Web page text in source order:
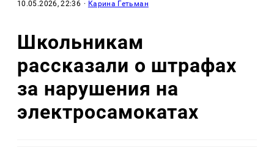
10.05.2026, 22:36 · Карина Гетьман
Школьникам
рассказали о штрафах
за нарушения на
электросамокатах